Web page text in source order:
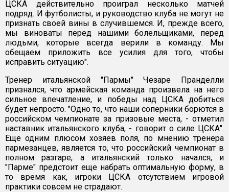
ЦСКА действительно проиграл несколько матчей
подряд. И футболисты, и руководство клуба не могут не
признать своей вины в случившемся. И, прежде всего,
мы виноваты перед нашими болельщиками, перед
людьми, которые всегда верили в команду. Мы
обещаем приложить все усилия для того, чтобы
исправить ситуацию".
Тренер итальянской "Пармы" Чезаре Пранделли
признался, что армейская команда произвела на него
сильное впечатление, и победы над ЦСКА добиться
будет непросто. "Одно то, что наши соперники борются в
российском чемпионате за призовые места, - отметил
наставник итальянского клуба, - говорит о силе ЦСКА".
Еще одним плюсом хозяев поля, по мнению тренера
пармезанцев, является то, что российский чемпионат в
полном разгаре, а итальянский только начался, и
"Парме" предстоит еще набрать оптимальную форму, в
то время как, игроки ЦСКА отсутствием игровой
практики совсем не страдают.